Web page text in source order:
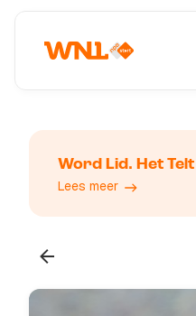
Word Lid. Het Telt
Lees meer